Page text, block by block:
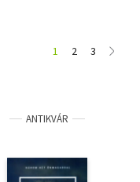
1 2 3
ANTIKVÁR